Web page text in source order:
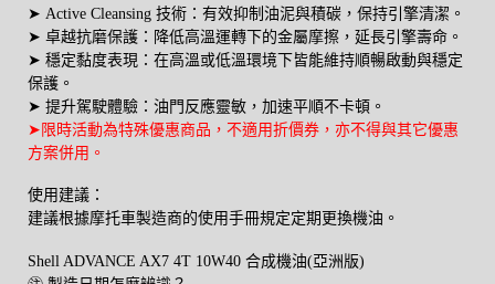
➤ Active Cleansing 技術：有效抑制油泥與積碳，保持引擎清潔。
➤ 卓越抗磨保護：降低高溫運轉下的金屬摩擦，延長引擎壽命。
➤ 穩定黏度表現：在高溫或低溫環境下皆能維持順暢啟動與穩定
保護。
➤ 提升駕駛體驗：油門反應靈敏，加速平順不卡頓。
➤ 限時活動為特殊優惠商品， 不適用折價券，亦不得與其它優惠
方案併用。
使用建議：
建議根據摩托車製造商的使用手冊規定定期更換機油。
Shell ADVANCE AX7 4T 10W40 合成機油(亞洲版)